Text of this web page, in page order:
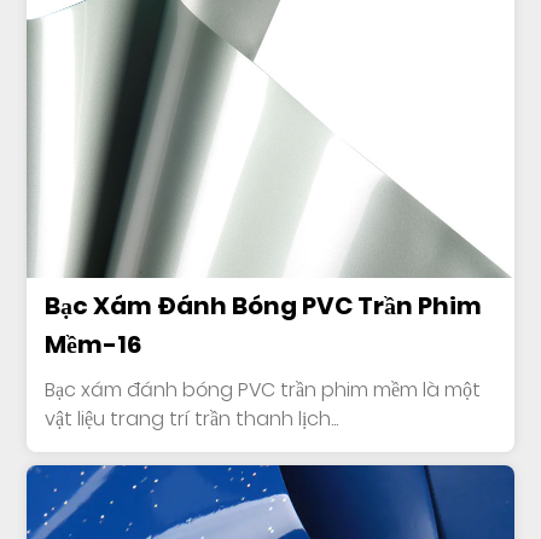
Bạc Xám Đánh Bóng PVC Trần Phim
Mềm-16
Bạc xám đánh bóng PVC trần phim mềm là một
vật liệu trang trí trần thanh lịch...